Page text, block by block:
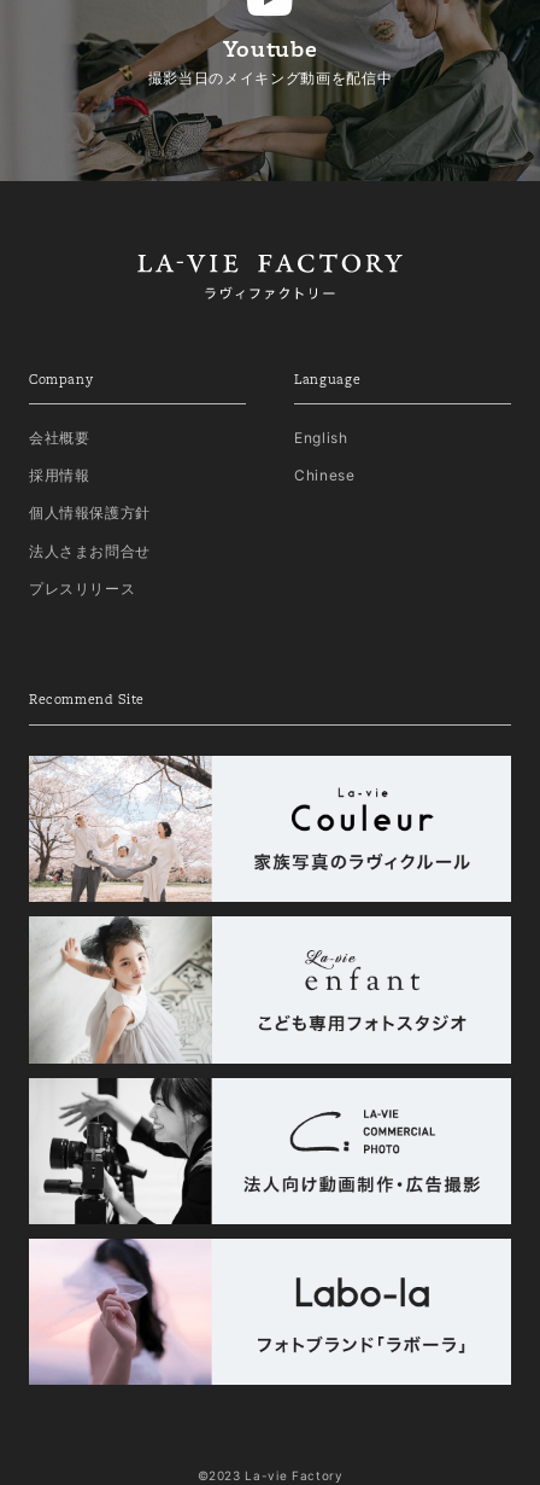
Youtube
撮影当日のメイキング動画を配信中
Company
会社概要
採用情報
個人情報保護方針
法人さまお問合せ
プレスリリース
Language
English
Chinese
Recommend Site
©2023 La-vie Factory